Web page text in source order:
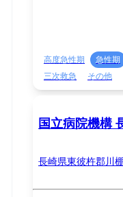
高度急性期 急性期
三次救急
その他
国立病院機構
長崎県東彼杵郡川